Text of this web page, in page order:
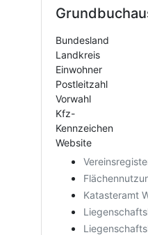
Bundesland
Landkreis
Einwohner
Postleitzahl
Vorwahl
Kfz-
Kennzeichen
Website
Katasteramt